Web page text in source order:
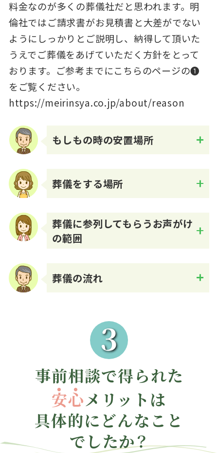
料金なのが多くの葬儀社だと思われます。明
倫社ではご請求書がお見積書と大差がでない
ようにしっかりとご説明し、納得して頂いた
うえでご葬儀をあげていただく方針をとって
おります。ご参考までにこちらのページの❶
をご覧ください。
https://meirinsya.co.jp/about/reason
もしもの時の安置場所
葬儀をする場所
葬儀に参列してもらうお声がけ
の範囲
葬儀の流れ
3
事前相談で得られた
安心メリットは
具体的にどんなこと
でしたか？